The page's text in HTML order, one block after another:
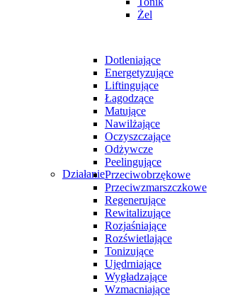
Żel
Działanie
Dotleniające
Energetyzujące
Liftingujące
Łagodzące
Matujące
Nawilżające
Oczyszczające
Odżywcze
Peelingujące
Przeciwobrzękowe
Przeciwzmarszczkowe
Regenerujące
Rewitalizujące
Rozjaśniające
Rozświetlające
Tonizujące
Ujędrniające
Wygładzające
Wzmacniające